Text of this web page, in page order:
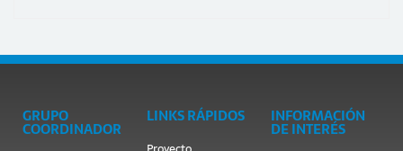
GRUPO
COORDINADOR
LINKS RÁPIDOS INFORMACIÓN
DE INTERÉS